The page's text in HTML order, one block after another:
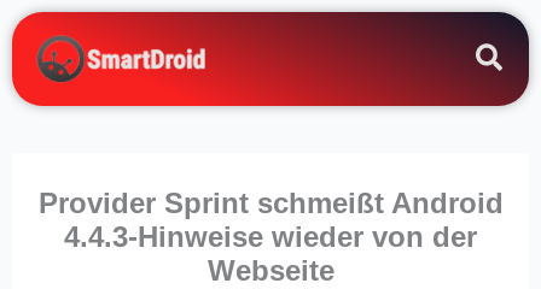
Zum
Inhalt
springen
Provider Sprint schmeißt Android
4.4.3-Hinweise wieder von der
Webseite